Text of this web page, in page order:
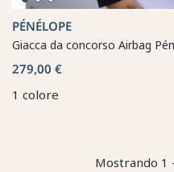
PÉNÉLOPE
Giacca da concorso Airbag
279,00 €
1 colore
Mostrando 1